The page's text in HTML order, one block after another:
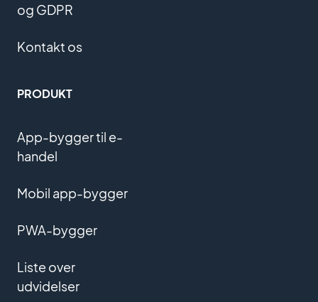
og GDPR
Kontakt os
PRODUKT
App-bygger til e-
handel
Mobil app-bygger
PWA-bygger
Liste over
udvidelser